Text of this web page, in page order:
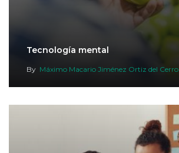
Tecnología mental
By Máximo Macario Jiménez Ortiz del Cerro